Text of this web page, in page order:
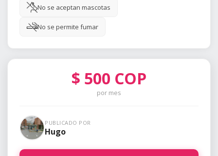
No se aceptan mascotas
No se permite fumar
$ 500 COP
por mes
PUBLICADO POR
Hugo